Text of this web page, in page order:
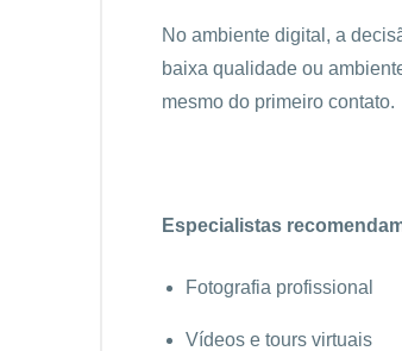
No ambiente digital, a
baixa qualidade ou
mesmo do primeiro contato.
Especialistas
Fotografia profissional
Vídeos e tours virtuais